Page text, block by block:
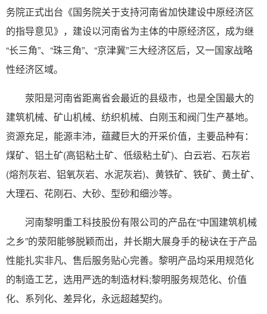
务院正式出台《国务院关于支持河南省加快建设中原经济区
的指导意见》，建设以河南省为主体的中原经济区，成为继
“长三角”、“珠三角”、“京津冀”三大经济区后，又一国家战略
性经济区域。
荥阳是河南省距离省会最近的县级市，也是全国最大的
建筑机械、矿山机械、纺织机械、白刚玉和阀门生产基地。
资源充足，能源丰沛，蕴藏巨大的开采价值，主要品种有：
煤矿、铝土矿(高铝粘土矿、低级粘土矿)、白云岩、石灰岩
(熔剂灰岩、铝氧灰岩、水泥灰岩)、黄铁矿、铁矿、黄土矿、
大理石、花刚石、大砂、型砂和细沙等。
河南黎明重工科技股份有限公司的产品在“中国建筑机械
之乡”的荥阳能够脱颖而出，并长期大展身手的秘诀在于产品
性能扎实非凡、售后服务贴心完善。黎明产品均采用规范化
的制造工艺，选用严选的制造材料;黎明服务规范化、价值
化、系列化、差异化，永远超越契约。